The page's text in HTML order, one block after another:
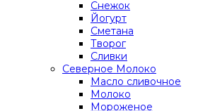
Снежок
Йогурт
Сметана
Творог
Сливки
Северное Молоко
Масло сливочное
Молоко
Мороженое